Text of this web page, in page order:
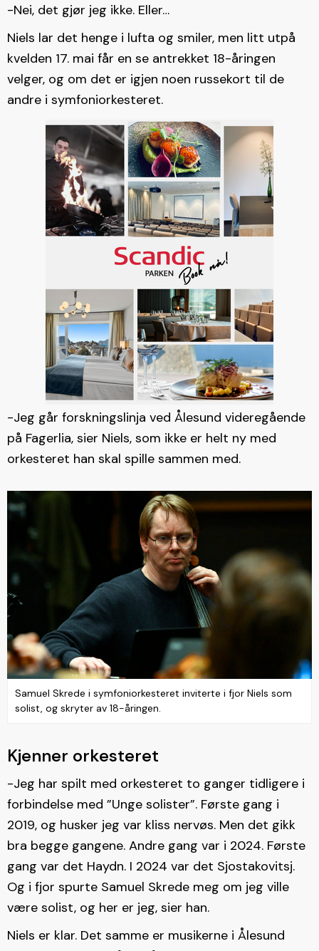
-Nei, det gjør jeg ikke. Eller…
Niels lar det henge i lufta og smiler, men litt utpå
kvelden 17. mai får en se antrekket 18-åringen
velger, og om det er igjen noen russekort til de
andre i symfoniorkesteret.
-Jeg går forskningslinja ved Ålesund videregående
på Fagerlia, sier Niels, som ikke er helt ny med
orkesteret han skal spille sammen med.
Samuel Skrede i symfoniorkesteret inviterte i fjor Niels som
solist, og skryter av 18-åringen.
Kjenner orkesteret
-Jeg har spilt med orkesteret to ganger tidligere i
forbindelse med ”Unge solister”. Første gang i
2019, og husker jeg var kliss nervøs. Men det gikk
bra begge gangene. Andre gang var i 2024. Første
gang var det Haydn. I 2024 var det Sjostakovitsj.
Og i fjor spurte Samuel Skrede meg om jeg ville
være solist, og her er jeg, sier han.
Niels er klar. Det samme er musikerne i Ålesund